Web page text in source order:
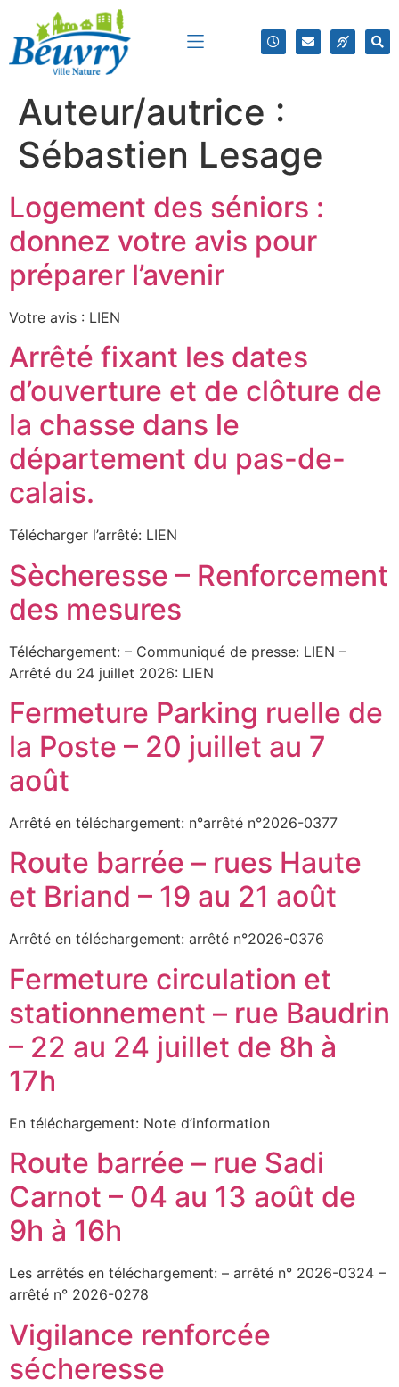
Auteur/autrice :
Sébastien Lesage
Logement des séniors :
donnez votre avis pour
préparer l’avenir
Votre avis : LIEN
Arrêté fixant les dates
d’ouverture et de clôture de
la chasse dans le
département du pas-de-
calais.
Télécharger l’arrêté: LIEN
Sècheresse – Renforcement
des mesures
Téléchargement: – Communiqué de presse: LIEN –
Arrêté du 24 juillet 2026: LIEN
Fermeture Parking ruelle de
la Poste – 20 juillet au 7
août
Arrêté en téléchargement: n°arrêté n°2026-0377
Route barrée – rues Haute
et Briand – 19 au 21 août
Arrêté en téléchargement: arrêté n°2026-0376
Fermeture circulation et
stationnement – rue Baudrin
– 22 au 24 juillet de 8h à
17h
En téléchargement: Note d’information
Route barrée – rue Sadi
Carnot – 04 au 13 août de
9h à 16h
Les arrêtés en téléchargement: – arrêté n° 2026-0324 –
arrêté n° 2026-0278
Vigilance renforcée
sécheresse